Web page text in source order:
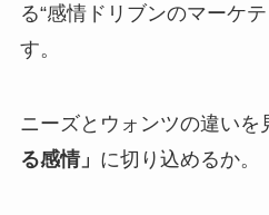
る“感情ドリブンのマーケ
す。
ニーズとウォンツの違いを
る感情」 に切り込めるか。